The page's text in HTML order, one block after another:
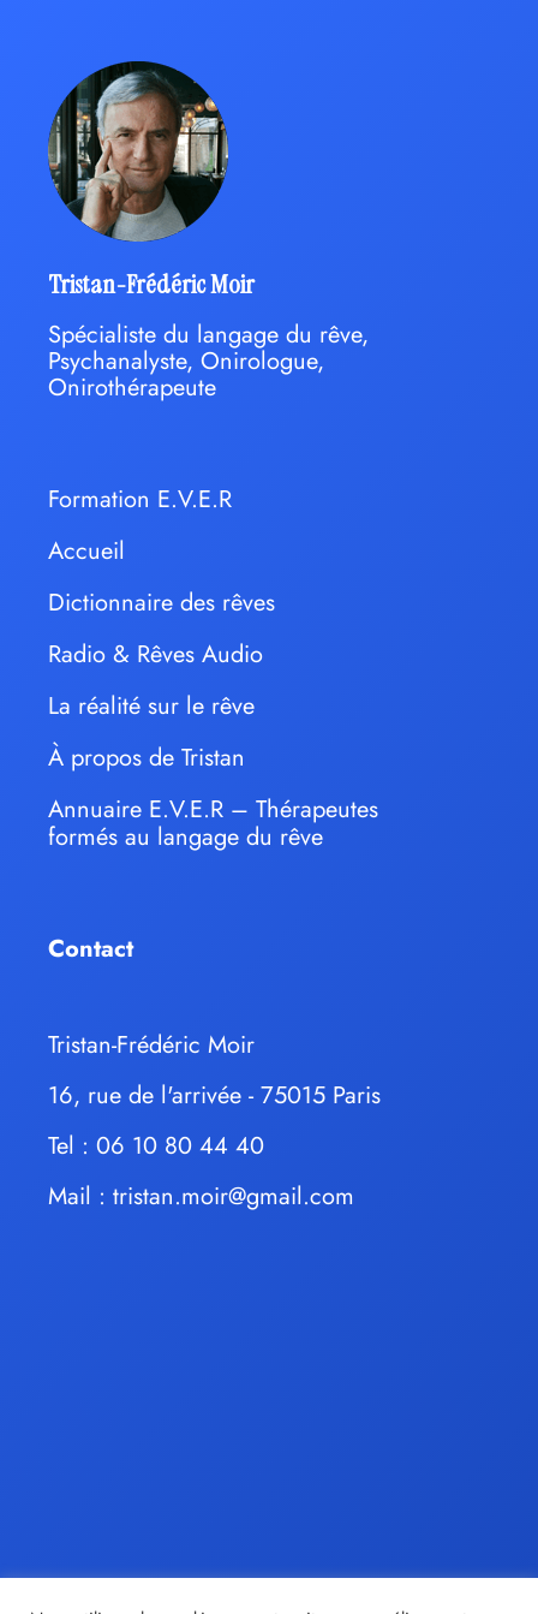
Tristan-Frédéric Moir
Spécialiste du langage du rêve,
Psychanalyste, Onirologue,
Onirothérapeute
Formation E.V.E.R
Accueil
Dictionnaire des rêves
Radio & Rêves Audio
La réalité sur le rêve
À propos de Tristan
Annuaire E.V.E.R – Thérapeutes
formés au langage du rêve
Contact
Tristan-Frédéric Moir
16, rue de l'arrivée - 75015 Paris
Tel : 06 10 80 44 40
Mail : tristan.moir@gmail.com